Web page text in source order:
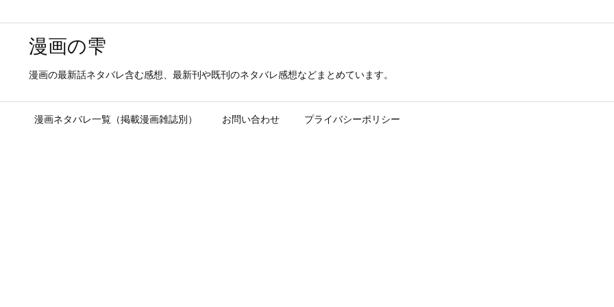
漫画の雫
漫画の最新話ネタバレ含む感想、最新刊や既刊のネタバレ感想などまとめています。
漫画ネタバレ一覧（掲載漫画雑誌別） お問い合わせ プライバシーポリシー